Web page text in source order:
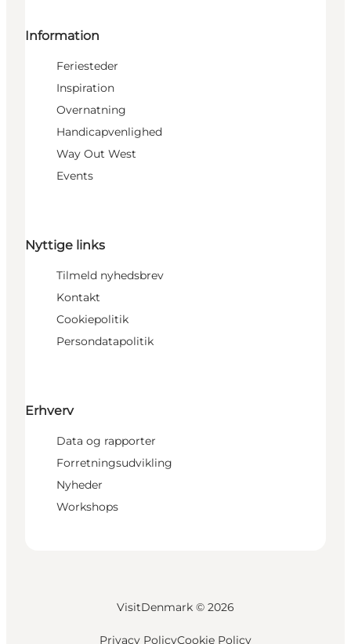
Information
Feriesteder
Inspiration
Overnatning
Handicapvenlighed
Way Out West
Events
Nyttige links
Tilmeld nyhedsbrev
Kontakt
Cookiepolitik
Persondatapolitik
Erhverv
Data og rapporter
Forretningsudvikling
Nyheder
Workshops
VisitDenmark © 2026
Privacy PolicyCookie Policy